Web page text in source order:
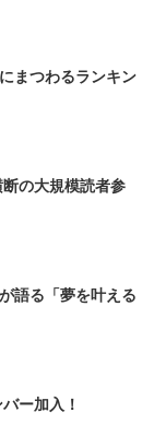
まつわるランキン
の大規模読者参
語る「夢を叶える
ー加入！